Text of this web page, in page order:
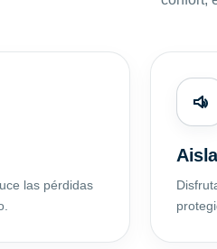
las pérdidas